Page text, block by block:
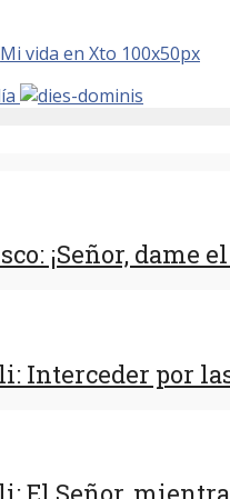
¡Señor, dame
Interceder por